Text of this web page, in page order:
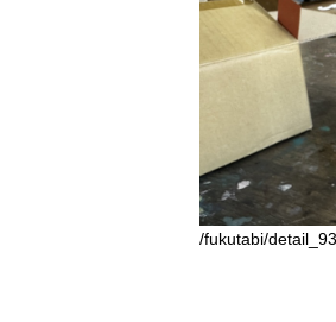
/fukutabi/